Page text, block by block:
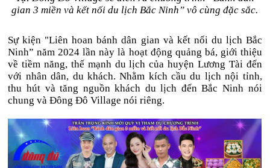
gian 3 miền và kết nối du lịch Bắc Ninh” vô cùng đặc sắc.
Sự kiện "Liên hoan bánh dân gian và kết nối du lịch Bắc
Ninh” năm 2024 lần này là hoạt động quảng bá, giới thiệu
về tiềm năng, thế mạnh du lịch của huyện Lương Tài đến
với nhân dân, du khách. Nhằm kích cầu du lịch nội tỉnh,
thu hút và tăng nguồn khách du lịch đến Bắc Ninh nói
chung và Đông Đô Village nói riêng.